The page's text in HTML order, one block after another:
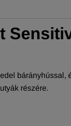
bárányhússal,
részére.